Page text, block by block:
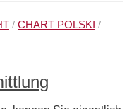
/ CHART POLSKI /